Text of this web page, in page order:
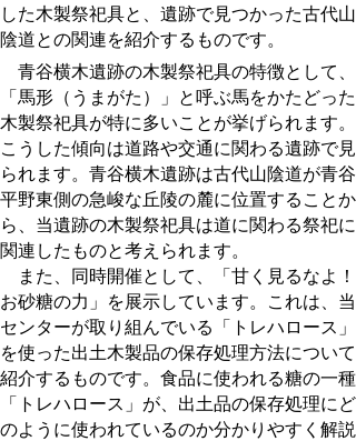
した木製祭祀具と、遺跡で見つかった古代山
陰道との関連を紹介するものです。
青谷横木遺跡の木製祭祀具の特徴として、
「馬形（うまがた）」と呼ぶ馬をかたどった
木製祭祀具が特に多いことが挙げられます。
こうした傾向は道路や交通に関わる遺跡で見
られます。青谷横木遺跡は古代山陰道が青谷
平野東側の急峻な丘陵の麓に位置することか
ら、当遺跡の木製祭祀具は道に関わる祭祀に
関連したものと考えられます。
また、同時開催として、「甘く見るなよ！
お砂糖の力」を展示しています。これは、当
センターが取り組んでいる「トレハロース」
を使った出土木製品の保存処理方法について
紹介するものです。食品に使われる糖の一種
「トレハロース」が、出土品の保存処理にど
のように使われているのか分かりやすく解説